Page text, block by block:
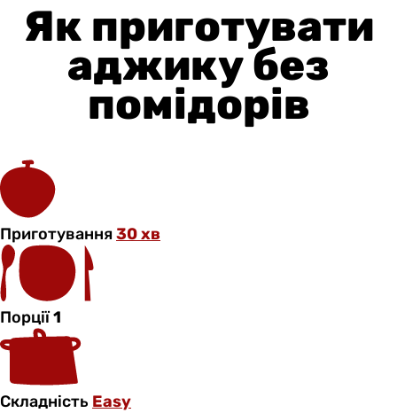
Як приготувати
аджику без
помідорів
Приготування30 хв
Порції1
Складність Easy